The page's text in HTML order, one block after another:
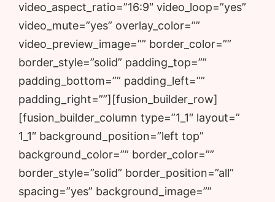
video_aspect_ratio=”16:9″ video_loop=”yes”
video_mute=”yes” overlay_color=””
video_preview_image=”” border_color=””
border_style=”solid” padding_top=””
padding_bottom=”” padding_left=””
padding_right=””][fusion_builder_row]
[fusion_builder_column type=”1_1″ layout=”
1_1″ background_position=”left top”
background_color=”” border_color=””
border_style=”solid” border_position=”all”
spacing=”yes” background_image=””